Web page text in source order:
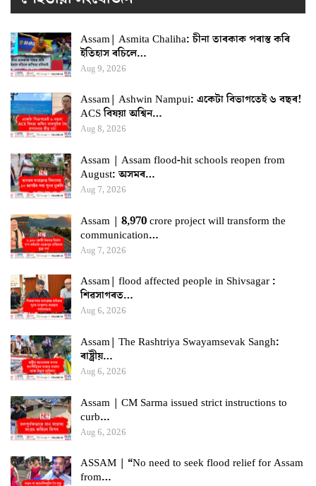
Assam| Asmita Chaliha: চীনা তাৰকাক পৰাস্ত কৰি
ইতিহাস ৰচিলে…
Aug 9, 2026
Assam| Ashwin Nampui: একেটা বিভাগতেই ৬ বছৰ!
ACS বিষয়া অশ্বিন…
Aug 8, 2026
Assam | Assam flood-hit schools reopen from
August: অসমৰ…
Aug 7, 2026
Assam | 8,970 crore project will transform the
communication…
Aug 7, 2026
Assam| flood affected people in Shivsagar :
শিৱসাগৰত…
Aug 6, 2026
Assam| The Rashtriya Swayamsevak Sangh:
ৰাষ্ট্ৰীয়…
Aug 6, 2026
Assam | CM Sarma issued strict instructions to
curb…
Aug 6, 2026
ASSAM | “No need to seek flood relief for Assam
from…